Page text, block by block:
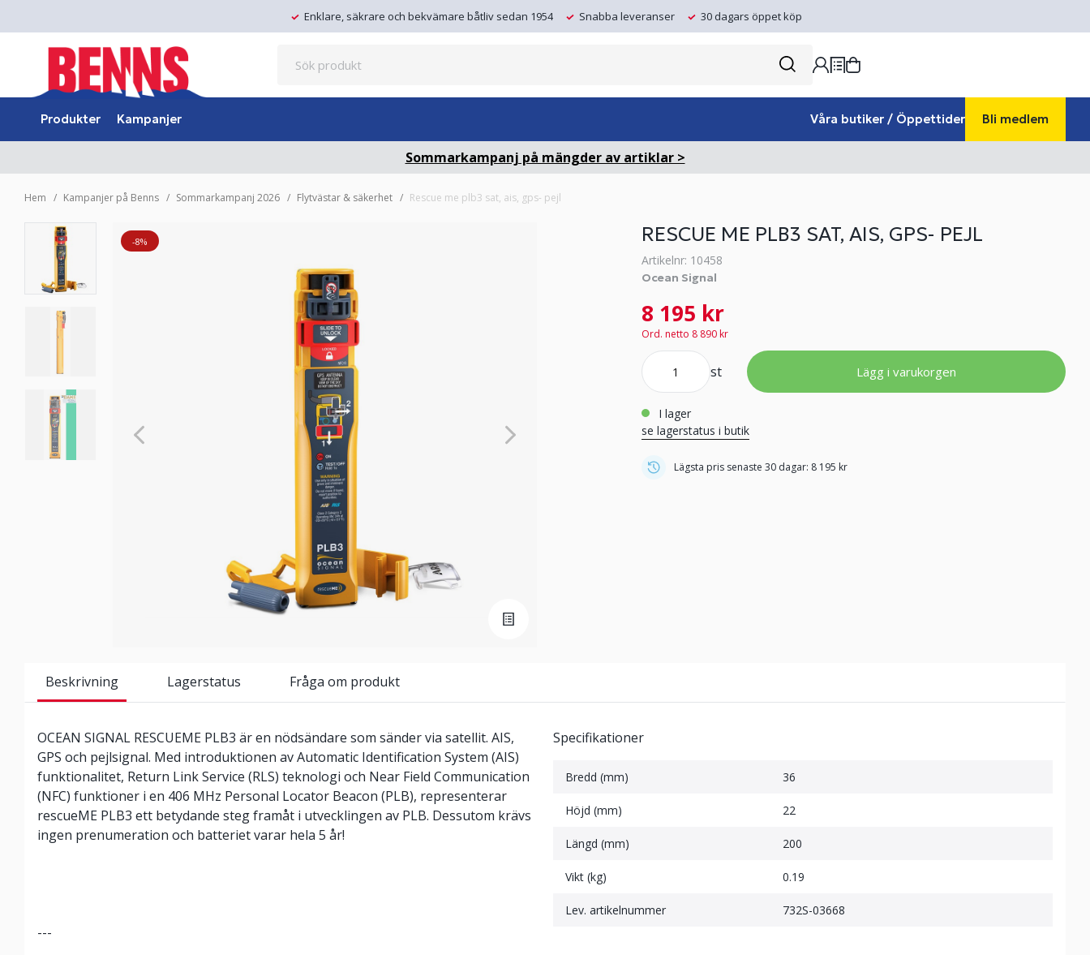
Enklare, säkrare och bekvämare båtliv sedan 1954 Snabba leveranser 30 dagars öppet köp
Produkter Kampanjer Våra butiker / Öppettider Bli medlem
Sommarkampanj på mängder av artiklar >
Hem Kampanjer på Benns Sommarkampanj 2026 Flytvästar & säkerhet Rescue me plb3 sat, ais, gps- pejl
-8% RESCUE ME PLB3 SAT, AIS, GPS- PEJL
Artikelnr: 10458
Ocean Signal
8 195 kr
Ord. netto 8 890 kr
st Lägg i varukorgen
i lager
se lagerstatus i butik
Lägsta pris senaste 30 dagar: 8 195 kr
Beskrivning Lagerstatus Fråga om produkt
OCEAN SIGNAL RESCUEME PLB3 är en nödsändare som sänder via satellit. AIS,
GPS och pejlsignal. Med introduktionen av Automatic Identification System (AIS)
funktionalitet, Return Link Service (RLS) teknologi och Near Field Communication
(NFC) funktioner i en 406 MHz Personal Locator Beacon (PLB), representerar
rescueME PLB3 ett betydande steg framåt i utvecklingen av PLB. Dessutom krävs
ingen prenumeration och batteriet varar hela 5 år!
---
Specifikationer
Bredd (mm) 36
Höjd (mm) 22
Längd (mm) 200
Vikt (kg) 0.19
Lev. artikelnummer 732S-03668